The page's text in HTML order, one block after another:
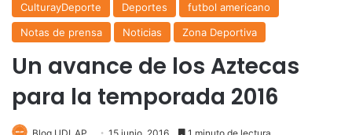
CulturayDeporte
Deportes
futbol americano
Notas de prensa
Noticias Zona Deportiva
Un avance de los Aztecas
para la temporada 2016